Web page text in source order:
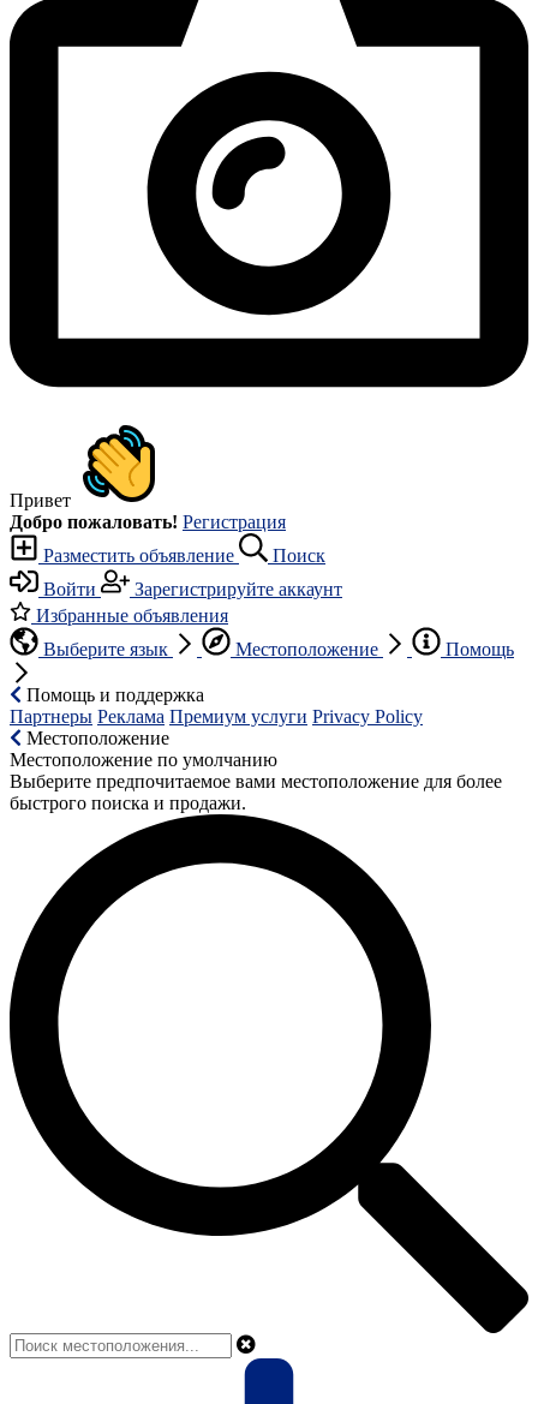
Привет
Добро пожаловать! Регистрация
Разместить объявление
Поиск
Войти
Зарегистрируйте аккаунт
Избранные объявления
Выберите язык
Местоположение Помощь
Помощь и поддержка
Партнеры Реклама Премиум услуги Privacy Policy
Местоположение
Местоположение по умолчанию
Выберите предпочитаемое вами местоположение для более
быстрого поиска и продажи.